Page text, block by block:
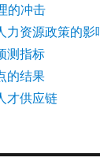
的冲击
力资源政策的影
测指标
的结果
才供应链